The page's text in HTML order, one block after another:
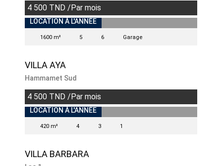
4 500 TND /Par mois
INDISPONIBLE
LOCATION À L'ANNÉE
1600 m² 5 6 Garage
VILLA AYA
Hammamet Sud
4 500 TND /Par mois
INDISPONIBLE
LOCATION À L'ANNÉE
420 m² 4 3 1
VILLA BARBARA